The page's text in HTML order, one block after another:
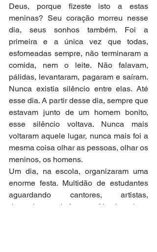
Deus, porque fizeste isto a estas
meninas? Seu coração morreu nesse
dia, seus sonhos também. Foi a
primeira e a única vez que todas,
esfomeadas sempre, não terminaram a
comida, nem o leite. Não falavam,
pálidas, levantaram, pagaram e saíram.
Nunca existia silêncio entre elas. Até
esse dia. A partir desse dia, sempre que
estavam junto de um homem bonito,
esse silêncio voltava. Nunca mais
voltaram aquele lugar, nunca mais foi a
mesma coisa olhar as pessoas, olhar os
meninos, os homens.
Um dia, na escola, organizaram uma
enorme festa. Multidão de estudantes
aguardando cantores, artistas,
dançarinos, tudo famoso. Alguém grita: